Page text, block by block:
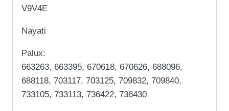
V9V4E
Nayati
Palux:
663263, 663395, 670618, 670626, 688096,
688118, 703117, 703125, 709832, 709840,
733105, 733113, 736422, 736430